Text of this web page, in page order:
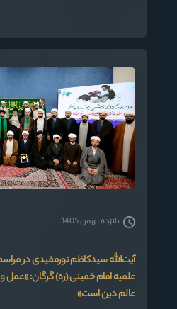
که هرگونه مذاکره باید در راستای
انجام گیرد. ایشان همچنین اظهار
آیت‌الله سیدکاظم نورمفیدی در
علمیه امام خمینی (ره) گرگان:
عالم دین است»
پانزده بهمن 1405